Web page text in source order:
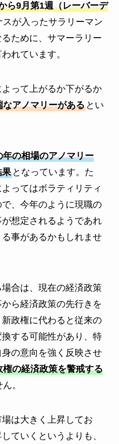
ら9月第1週（レーバーデ
スが入ったサラリーマン
ために、サマーラリー
れています。
って上がるか下がるか
なアノマリーがあるとい
年の相場のアノマリー
果となっています。た
ってはボラティリティ
、今年のように現職の
想定されるようであれ
事があるかもしれませ
合は、現在の経済政策
ら経済政策の先行きを
政権に代わると従来の
する可能性があり、特
の意向を強く反映させ
権の経済政策を警戒する
。
は大きく上昇してお
ていくというよりも、